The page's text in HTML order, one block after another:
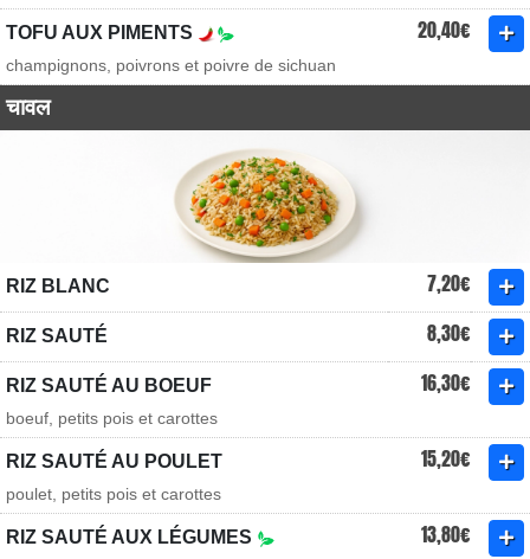
TOFU AUX PIMENTS 20,40€
champignons, poivrons et poivre de sichuan
चावल
RIZ BLANC 7,20€
RIZ SAUTÉ 8,30€
RIZ SAUTÉ AU BOEUF 16,30€
boeuf, petits pois et carottes
RIZ SAUTÉ AU POULET 15,20€
poulet, petits pois et carottes
RIZ SAUTÉ AUX LÉGUMES 13,80€